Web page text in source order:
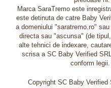
Marca SaraTremo este
este detinuta de catre Baby
a domeniului "saratremo.ro"
directa sau "ascunsa" (de
alte tehnici de indexare,
scrisa a SC Baby Verified
conform
Copyright SC Baby